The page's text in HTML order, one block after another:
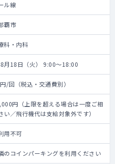
ル線
覇市
科・内科
月18日（火） 9:00～18:00
/回（税込・交通費別）
円（上限を超える場合は一度ご相
い／飛行機代は支給対象外です）
用不可
のコインパーキングを利用ください